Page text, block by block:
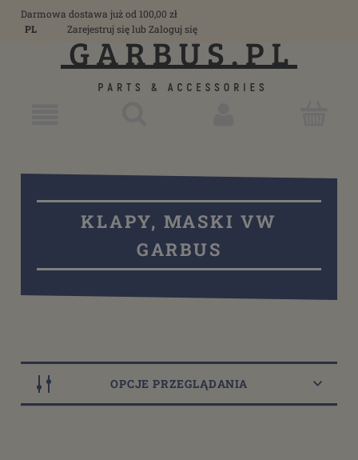
Darmowa dostawa już od 100,00 zł
PL
Zarejestruj sięlub Zaloguj się
KLAPY, MASKI VW
GARBUS
OPCJE PRZEGLĄDANIA